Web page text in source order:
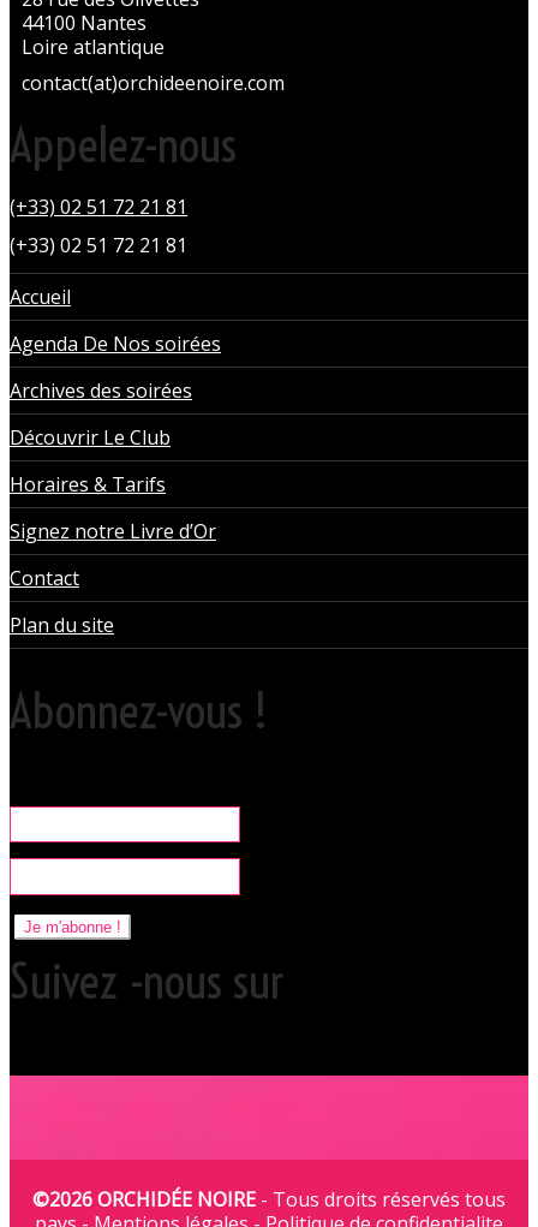
44100 Nantes
Loire atlantique
contact(at)orchideenoire.com
Appelez-nous
(+33) 02 51 72 21 81
(+33) 02 51 72 21 81
Accueil
Agenda De Nos soirées
Archives des soirées
Découvrir Le Club
Horaires & Tarifs
Signez notre Livre d’Or
Contact
Plan du site
Abonnez-vous !
Je m'abonne !
Suivez -nous sur
©2026 ORCHIDÉE NOIRE - Tous droits réservés tous